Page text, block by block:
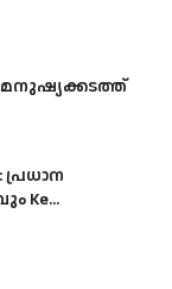
മനുഷ്യക്കടത്ത്
പ്രധാന
Ke...